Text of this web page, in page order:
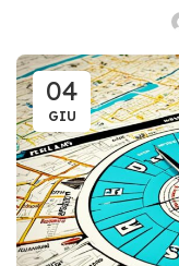
04
GIU